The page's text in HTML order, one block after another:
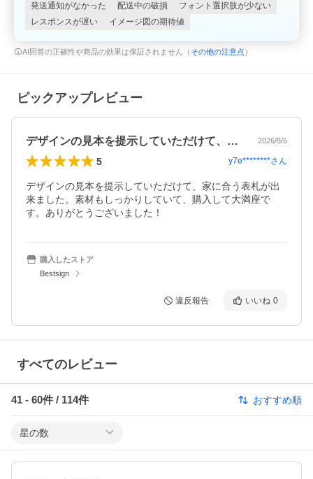
発送通知がなかった 配送中の破損
フォント選択肢が少ない
レスポンスが遅い
イメージ図の期待値
AI回答の正確性や商品の効果は保証されません（ その他の注意点 ）
ピックアップレビュー
デザインの見本を提示していただけて、家… 2026/8/6
5 y7e********さん
デザインの見本を提示していただけて、家に合う表札が出
来ました。素材もしっかりしていて、購入して大満座で
す。ありがとうございました！
購入したストア
Bestsign
違反報告 いいね 0
すべてのレビュー
41 - 60件 / 114件 おすすめ順
星の数